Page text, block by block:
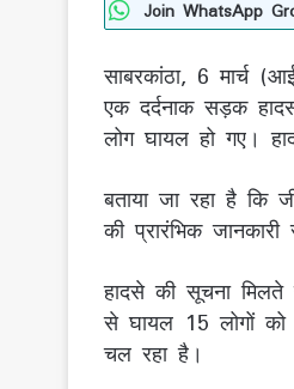
Join WhatsApp
साबरकांठा, 6 मार्च
एक दर्दनाक सड़क
लोग घायल हो गए।
बताया जा रहा है
की प्रारंभिक
हादसे की सूचना
से घायल 15 लोगों को
चल रहा है।